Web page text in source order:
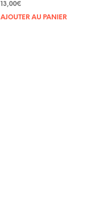
5.00
13,00€
AJOUTER AU PANIER